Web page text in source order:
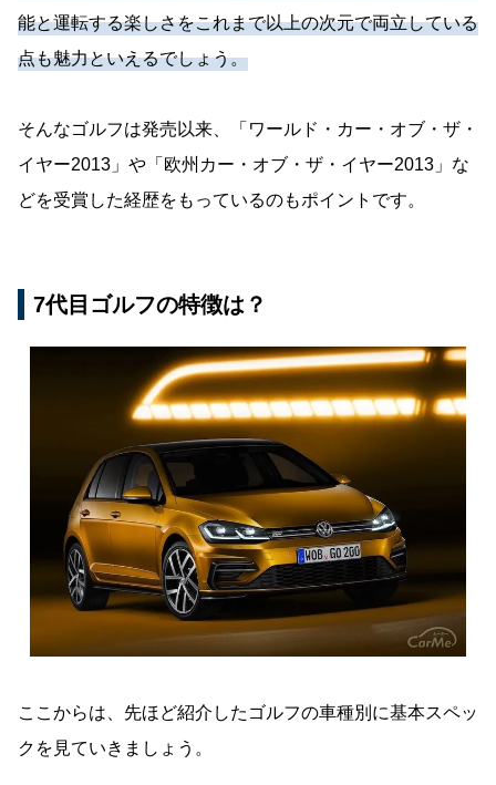
能と運転する楽しさをこれまで以上の次元で両立している
点も魅力といえるでしょう。
そんなゴルフは発売以来、「ワールド・カー・オブ・ザ・
イヤー2013」や「欧州カー・オブ・ザ・イヤー2013」な
どを受賞した経歴をもっているのもポイントです。
7代目ゴルフの特徴は？
ここからは、先ほど紹介したゴルフの車種別に基本スペッ
クを見ていきましょう。